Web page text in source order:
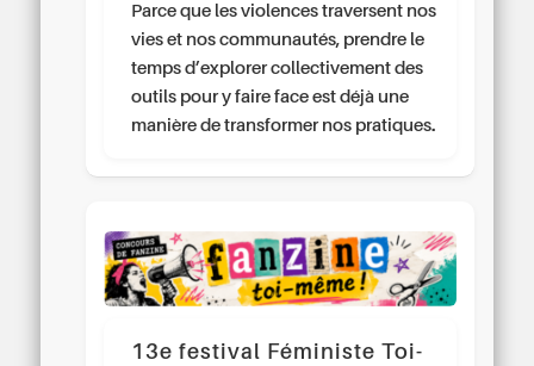
Parce que les violences traversent nos
vies et nos communautés, prendre le
temps d’explorer collectivement des
outils pour y faire face est déjà une
manière de transformer nos pratiques.
13e festival Féministe Toi-